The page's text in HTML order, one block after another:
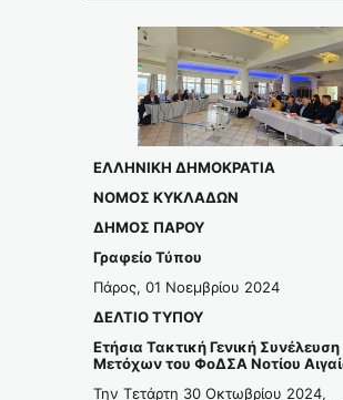
ΕΛΛΗΝΙΚΗ ΔΗΜΟΚΡΑΤΙΑ
ΝΟΜΟΣ ΚΥΚΛΑΔΩΝ
ΔΗΜΟΣ ΠΑΡΟΥ
Γραφείο Τύπου
Πάρος, 01 Νοεμβρίου 2024
ΔΕΛΤΙΟ ΤΥΠΟΥ
Ετήσια Τακτική Γενική
Μετόχων του ΦοΔΣΑ Νοτίου
Την Τετάρτη 30 Οκτωβρίου 2024,